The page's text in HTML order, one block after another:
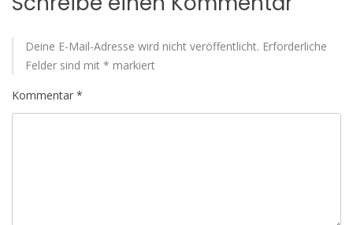
Deine E-Mail-Adresse wird nicht veröffentlicht. Erforderliche
Felder sind mit * markiert
Kommentar *